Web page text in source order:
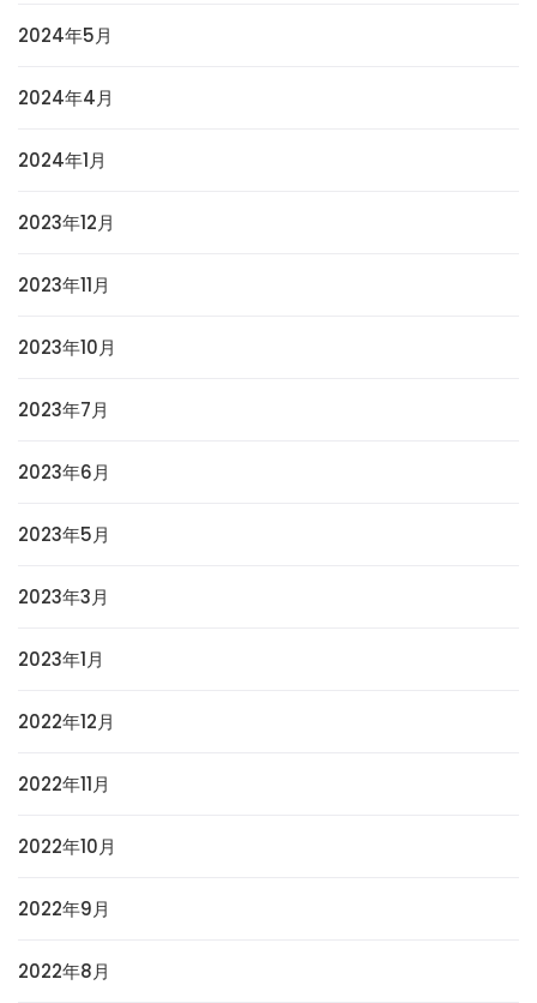
2024年5月
2024年4月
2024年1月
2023年12月
2023年11月
2023年10月
2023年7月
2023年6月
2023年5月
2023年3月
2023年1月
2022年12月
2022年11月
2022年10月
2022年9月
2022年8月